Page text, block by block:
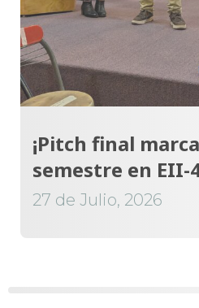
¡Pitch final
semestre en EII-
27 de Julio, 2026